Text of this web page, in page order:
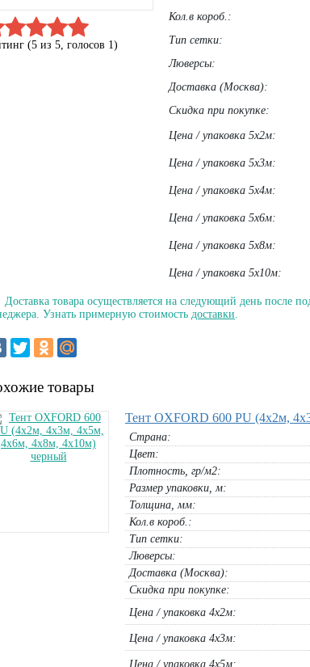
(5 из 5, голосов 1)
Кол.в короб.:
Тип сетки:
Люверсы:
Доставка (Москва):
Скидка при покупке:
Цена / упаковка 5х2м:
Цена / упаковка 5х3м:
Цена / упаковка 5х4м:
Цена / упаковка 5х6м:
Цена / упаковка 5х8м:
Цена / упаковка 5х10м:
Доставка товара осуществляется на следующий день после
Узнать примерную стоимость доставки.
товары
Тент OXFORD 600 PU (4х2м,
Страна:
Цвет:
Плотность, гр/м2:
Размер упаковки, м:
Толщина, мм:
Кол.в короб.:
Тип сетки:
Люверсы:
Доставка (Москва):
Скидка при покупке:
Цена / упаковка 4х2м:
Цена / упаковка 4х3м:
Цена / упаковка 4х5м: